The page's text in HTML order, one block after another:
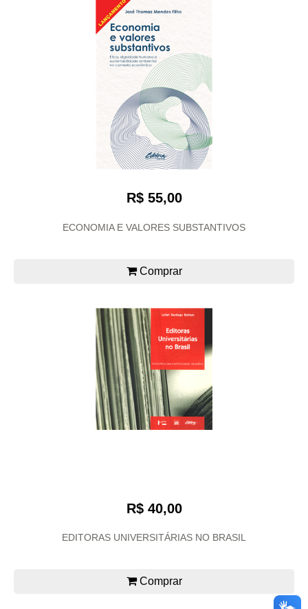
R$ 55,00
ECONOMIA E VALORES SUBSTANTIVOS
Comprar
R$ 40,00
EDITORAS UNIVERSITÁRIAS NO BRASIL
Comprar